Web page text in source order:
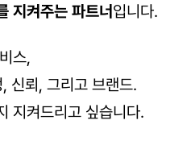
지켜주는 파트너 입니다.
스,
신뢰, 그리고 브랜드.
지켜드리고 싶습니다.